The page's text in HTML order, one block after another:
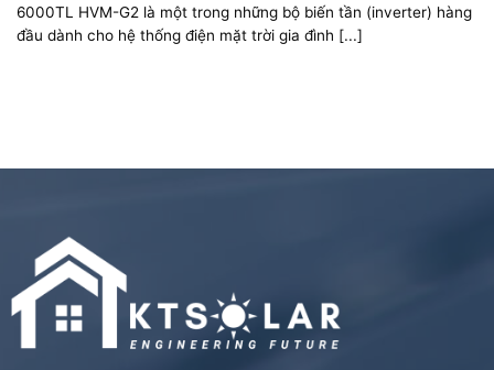
6000TL HVM-G2 là một trong những bộ biến tần (inverter) hàng
đầu dành cho hệ thống điện mặt trời gia đình [...]